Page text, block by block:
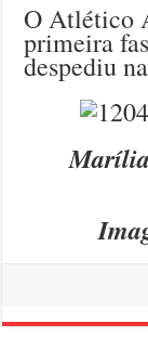
O Atlético
primeira
despediu